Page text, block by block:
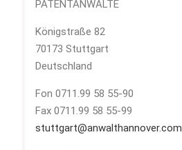
PATENTANWÄLTE
Königstraße 82
70173 Stuttgart
Deutschland
Fon 0711.99 58 55-90
Fax 0711.99 58 55-99
stuttgart@anwalthannover.com